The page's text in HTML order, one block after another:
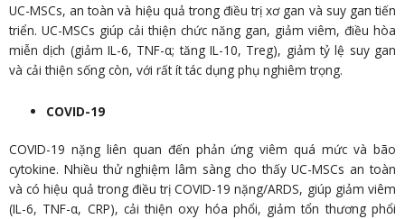
UC-MSCs, an toàn và hiệu quả trong điều trị xơ gan và suy gan tiến
triển. UC-MSCs giúp cải thiện chức năng gan, giảm viêm, điều hòa
miễn dịch (giảm IL-6, TNF-α; tăng IL-10, Treg), giảm tỷ lệ suy gan
và cải thiện sống còn, với rất ít tác dụng phụ nghiêm trọng.
COVID-19
COVID-19 nặng liên quan đến phản ứng viêm quá mức và bão
cytokine. Nhiều thử nghiệm lâm sàng cho thấy UC-MSCs an toàn
và có hiệu quả trong điều trị COVID-19 nặng/ARDS, giúp giảm viêm
(IL-6, TNF-α, CRP), cải thiện oxy hóa phổi, giảm tổn thương phổi